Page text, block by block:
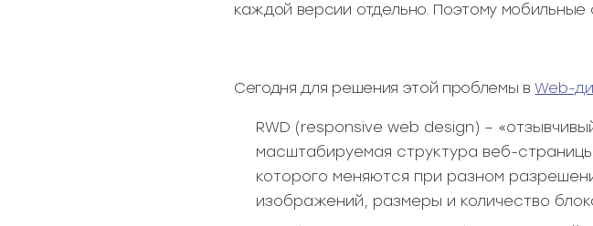
каждой версии отдельно. Поэтому
Сегодня для решения этой проблемы вWeb-
RWD (responsive web design) –
масштабируемая структура веб-
которого меняются при разном
изображений, размеры и количество